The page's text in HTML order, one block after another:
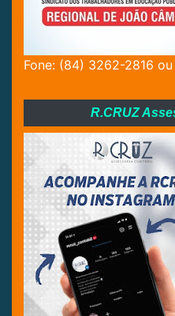
Fone: (84) 3262-2816
R.CRUZ